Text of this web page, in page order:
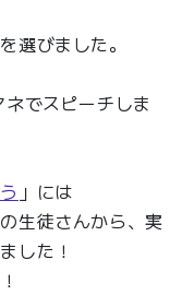
選びました。
でスピーチしま
」には
生徒さんから、実
した！